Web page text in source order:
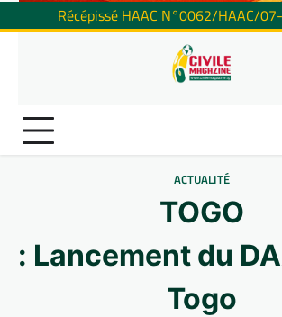
Récépissé HAAC N°0062/HAAC/
ACTUALITÉ
TOGO
: Lancement du
Togo